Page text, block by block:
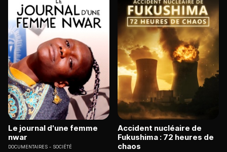
Le journal d'une femme
nwar
DOCUMENTAIRES SOCIÉTÉ
Accident nucléaire de
Fukushima : 72 heures de
chaos